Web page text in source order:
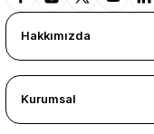
Hakkımızda
Kurumsal